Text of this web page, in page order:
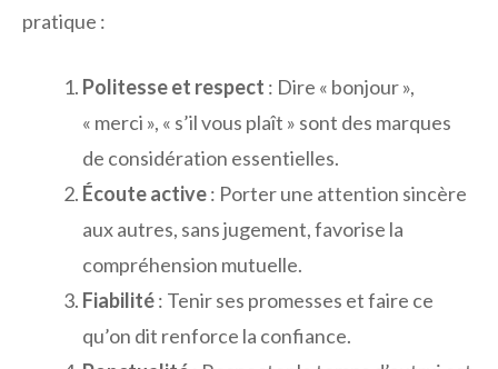
pratique :
Politesse et respect : Dire « bonjour »,
« merci », « s’il vous plaît » sont des marques
de considération essentielles.
Écoute active: Porter une attention sincère
aux autres, sans jugement, favorise la
compréhension mutuelle.
Fiabilité: Tenir ses promesses et faire ce
qu’on dit renforce la confiance.